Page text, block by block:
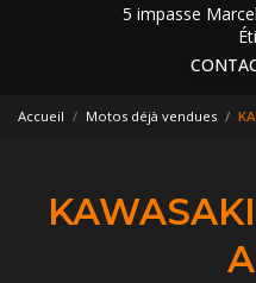
5 impasse
Accueil Motos déjà vendues